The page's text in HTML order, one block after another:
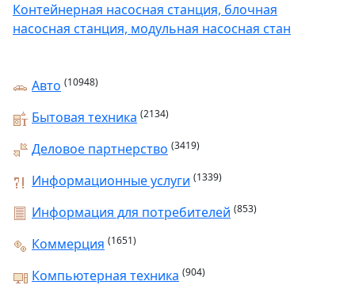
Контейнерная насосная станция, блочная
насосная станция, модульная насосная стан
Авто (10948)
Бытовая техника (2134)
Деловое партнерство (3419)
Информационные услуги (1339)
Информация для потребителей (853)
Коммерция (1651)
Компьютерная техника (904)